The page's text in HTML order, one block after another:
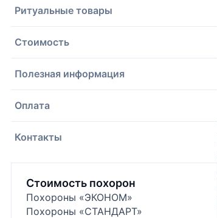
Ритуальные товары
Стоимость
Полезная информация
Оплата
Контакты
Стоимость похорон
Похороны «ЭКОНОМ»
Похороны «СТАНДАРТ»